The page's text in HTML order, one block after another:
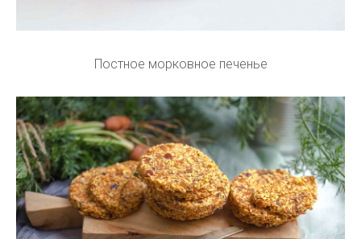
Постное морковное печенье